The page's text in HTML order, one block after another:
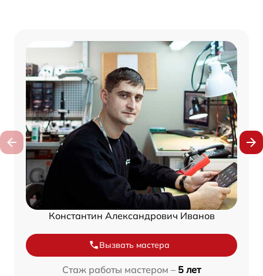
Константин Александрович Иванов
Вызвать мастера
Стаж работы мастером – 5 лет